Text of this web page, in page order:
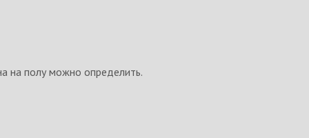
на полу можно определить.